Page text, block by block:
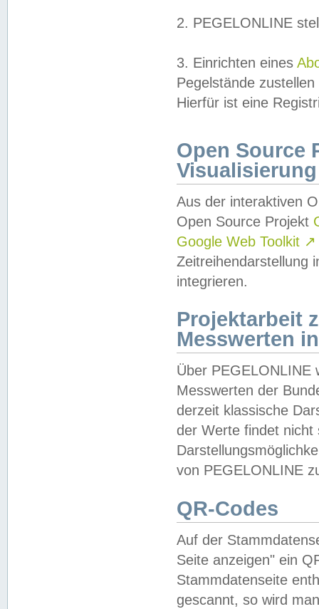
2. PEGELONLINE
3. Einrichten eines
Pegelstände
Hierfür ist eine
Open Source
Visualisierung
Aus der interaktiven
Open Source Projekt
Google Web Toolkit ↗
Zeitreihendarstellung
integrieren.
Projektarbeit
Messwerten
Über PEGELONLINE
Messwerten der
derzeit klassische
der Werte findet
von PEGELONLINE
QR-Codes
Auf der
Seite anzeigen" ein
Stammdatenseite
gescannt, so wird